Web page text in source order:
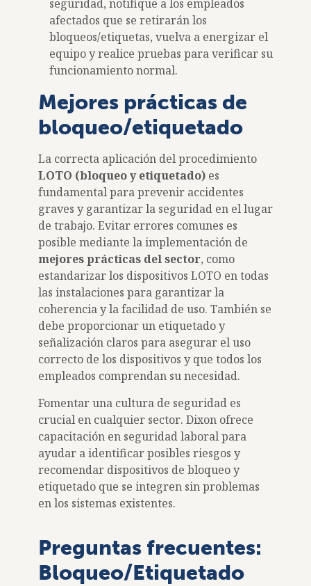
afectados que se retirarán los
bloqueos/etiquetas, vuelva a energizar el
equipo y realice pruebas para verificar su
funcionamiento normal.
Mejores prácticas de
bloqueo/etiquetado
La correcta aplicación del procedimiento
LOTO (bloqueo y etiquetado) es
fundamental para prevenir accidentes
graves y garantizar la seguridad en el lugar
de trabajo. Evitar errores comunes es
posible mediante la implementación de
mejores prácticas del sector, como
estandarizar los dispositivos LOTO en todas
las instalaciones para garantizar la
coherencia y la facilidad de uso. También se
debe proporcionar un etiquetado y
señalización claros para asegurar el uso
correcto de los dispositivos y que todos los
empleados comprendan su necesidad.
Fomentar una cultura de seguridad es
crucial en cualquier sector. Dixon ofrece
capacitación en seguridad laboral para
ayudar a identificar posibles riesgos y
recomendar dispositivos de bloqueo y
etiquetado que se integren sin problemas
en los sistemas existentes.
Preguntas frecuentes:
Bloqueo/Etiquetado